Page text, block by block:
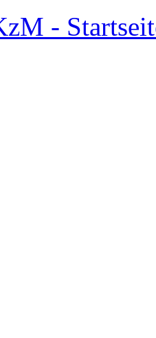
-